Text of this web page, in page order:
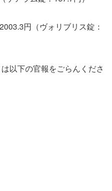
円（ヴォリブリス錠：
以下の官報をごらんくださ